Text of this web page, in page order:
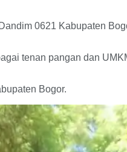
0621 Kabupaten
tenan pangan dan
Bogor.